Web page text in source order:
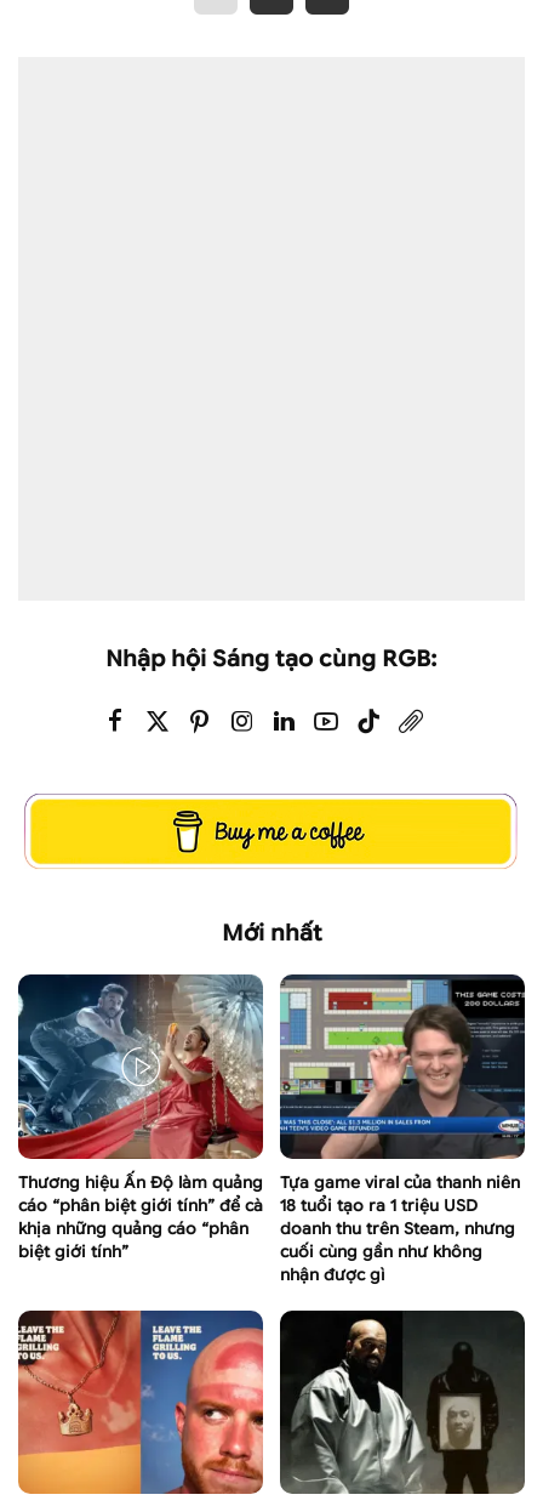
Nhập hội Sáng tạo cùng RGB:
Mới nhất
Thương hiệu Ấn Độ làm quảng
cáo “phân biệt giới tính” để cà
khịa những quảng cáo “phân
biệt giới tính”
Tựa game viral của thanh niên
18 tuổi tạo ra 1 triệu USD
doanh thu trên Steam, nhưng
cuối cùng gần như không
nhận được gì